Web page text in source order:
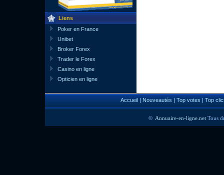
Liens
Poker en France
Unibet
Broker Forex
Trader le Forex
Casino en ligne
Opticien en ligne
Accueil| Nouveautés | Top votes | Top
© Annuaire-en-ligne.net Tous